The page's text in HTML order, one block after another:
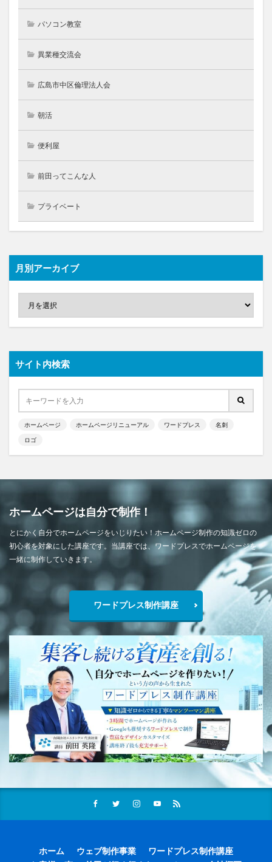
パソコン教室
異業種交流会
広島市中区倫理法人会
朝活
便利屋
前田ってこんな人
プライベート
月別アーカイブ
サイト内検索
ホームページ ホームページリニューアル ワードプレス 名刺
ロゴ
ホームページは自分で制作！
とにかく自分でホームページをいじりたい！ホームページ制作の知識ゼロの
初心者を対象にした講座です。当講座では、ワードプレスでホームページを
一緒に制作していきます。
ワードプレス制作講座
ホーム ウェブ制作事業
ワードプレス制作講座